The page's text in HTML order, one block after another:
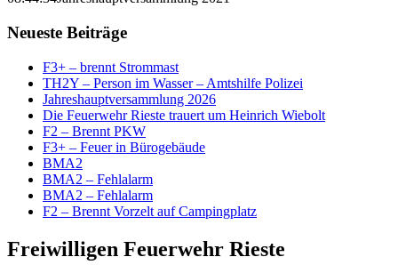
Neueste Beiträge
F3+ – brennt Strommast
TH2Y – Person im Wasser – Amtshilfe Polizei
Jahreshauptversammlung 2026
Die Feuerwehr Rieste trauert um Heinrich Wiebolt
F2 – Brennt PKW
F3+ – Feuer in Bürogebäude
BMA2
BMA2 – Fehlalarm
BMA2 – Fehlalarm
F2 – Brennt Vorzelt auf Campingplatz
Freiwilligen Feuerwehr Rieste